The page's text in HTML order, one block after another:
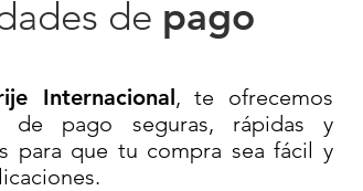
CANASTA PARA HOGAR//CANASTA
CON ASAS MEDIANA// CAJAS DE
CANASTA CALADA RECTANGULAR//
CESTA CALADA CUADRADA
de pago
Internacional, te ofrecemos
de pago seguras, rápidas y
para que tu compra sea fácil y